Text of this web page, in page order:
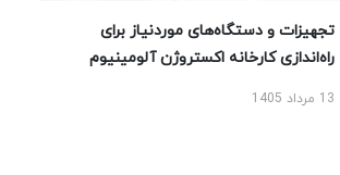
تجهیزات و دستگاه‌های موردنیاز برای
راه‌اندازی کارخانه اکستروژن آلومینیوم
13 مرداد 1405